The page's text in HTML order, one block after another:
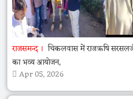
राजसमन्द
चिकलवास में राजऋषि
का भव्य आयोजन,
Apr 05, 2026